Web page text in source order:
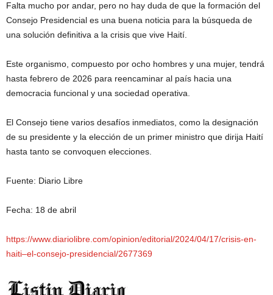
Falta mucho por andar, pero no hay duda de que la formación del
Consejo Presidencial es una buena noticia para la búsqueda de
una solución definitiva a la crisis que vive Haití.
Este organismo, compuesto por ocho hombres y una mujer, tendrá
hasta febrero de 2026 para reencaminar al país hacia una
democracia funcional y una sociedad operativa.
El Consejo tiene varios desafíos inmediatos, como la designación
de su presidente y la elección de un primer ministro que dirija Haití
hasta tanto se convoquen elecciones.
Fuente: Diario Libre
Fecha: 18 de abril
https://www.diariolibre.com/opinion/editorial/2024/04/17/crisis-en-
haiti–el-consejo-presidencial/2677369